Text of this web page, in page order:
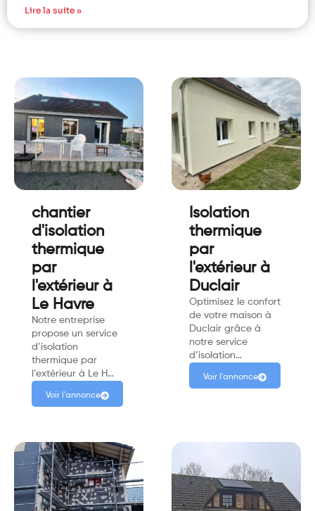
Lire la suite »
chantier
d'isolation
thermique
par
l'extérieur à
Le Havre
Notre entreprise
propose un service
d’isolation
thermique par
l’extérieur à Le H…
Voir l'annonce
Isolation
thermique
par
l'extérieur à
Duclair
Optimisez le confort
de votre maison à
Duclair grâce à
notre service
d’isolation…
Voir l'annonce